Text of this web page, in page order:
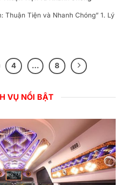
Thuận Tiện và Nhanh Chóng” 1. Lý
4 … 8
VỤ NỔI BẬT